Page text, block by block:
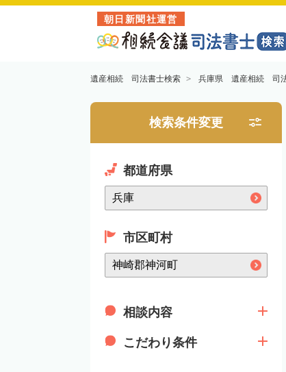
朝日新聞社運営
遺産相続 司法書士検索 兵庫県 遺産相続 司
検索条件変更
都道府県
市区町村
相談内容
こだわり条件